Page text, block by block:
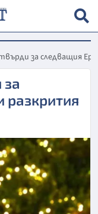
за следващия
разкрития